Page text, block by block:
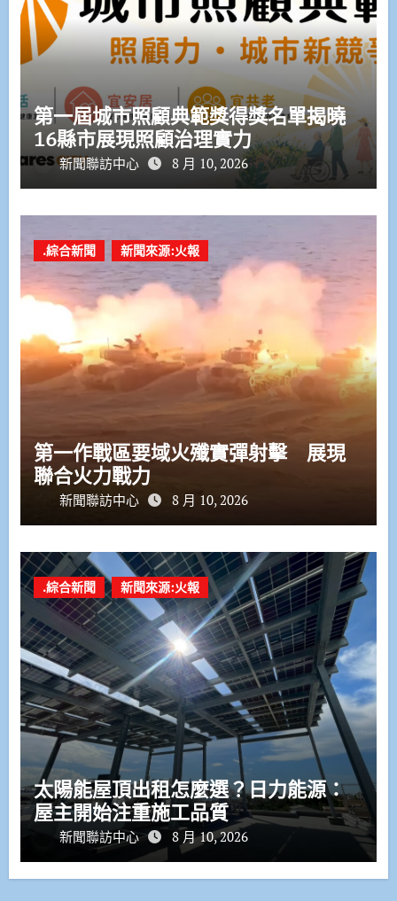
第一屆城市照顧典範獎得獎名單揭曉
16縣市展現照顧治理實力
新聞聯訪中心 8 月 10, 2026
.綜合新聞 新聞來源:火報
第一作戰區要域火殲實彈射擊 展現
聯合火力戰力
新聞聯訪中心 8 月 10, 2026
.綜合新聞 新聞來源:火報
太陽能屋頂出租怎麼選？日力能源：
屋主開始注重施工品質
新聞聯訪中心 8 月 10, 2026